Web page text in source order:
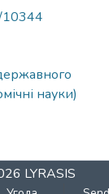
10344
науки)
LYRASIS